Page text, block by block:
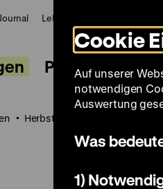
Journal LeMO
Programm
Herbst 89 – Auf den Straßen
Cookie
Auf unserer
notwendigen
Auswertung
Was
1)